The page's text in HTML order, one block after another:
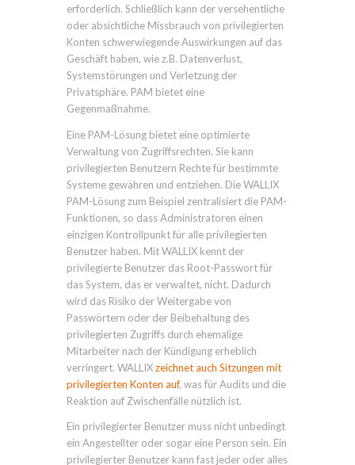
erforderlich. Schließlich kann der versehentliche
oder absichtliche Missbrauch von privilegierten
Konten schwerwiegende Auswirkungen auf das
Geschäft haben, wie z.B. Datenverlust,
Systemstörungen und Verletzung der
Privatsphäre. PAM bietet eine
Gegenmaßnahme.
Eine PAM-Lösung bietet eine optimierte
Verwaltung von Zugriffsrechten. Sie kann
privilegierten Benutzern Rechte für bestimmte
Systeme gewähren und entziehen. Die WALLIX
PAM-Lösung zum Beispiel zentralisiert die PAM-
Funktionen, so dass Administratoren einen
einzigen Kontrollpunkt für alle privilegierten
Benutzer haben. Mit WALLIX kennt der
privilegierte Benutzer das Root-Passwort für
das System, das er verwaltet, nicht. Dadurch
wird das Risiko der Weitergabe von
Passwörtern oder der Beibehaltung des
privilegierten Zugriffs durch ehemalige
Mitarbeiter nach der Kündigung erheblich
verringert. WALLIXzeichnet auch Sitzungen mit
privilegierten Konten auf, was für Audits und die
Reaktion auf Zwischenfälle nützlich ist.
Ein privilegierter Benutzer muss nicht unbedingt
ein Angestellter oder sogar eine Person sein. Ein
privilegierter Benutzer kann fast jeder oder alles